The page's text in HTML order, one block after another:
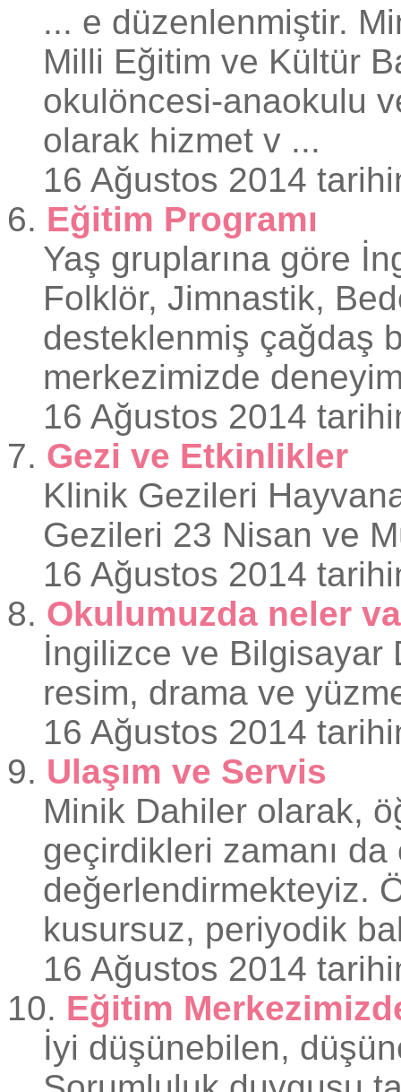
... e düzenlenmiştir.
Milli Eğitim ve Kültür
okulöncesi-anaokulu
olarak hizmet v ...
16 Ağustos 2014
6. Eğitim Programı
Yaş gruplarına göre
Folklör, Jimnastik,
desteklenmiş çağdaş
merkezimizde
16 Ağustos 2014
7. Gezi ve Etkinlikler
Klinik Gezileri
Gezileri 23 Nisan ve
16 Ağustos 2014
8. Okulumuzda neler
İngilizce ve Bilgisayar
resim, drama ve
16 Ağustos 2014
9. Ulaşım ve Servis
Minik Dahiler olarak,
geçirdikleri zamanı
değerlendirmekteyiz.
kusursuz, periyodik
16 Ağustos 2014
10. Eğitim
İyi düşünebilen,